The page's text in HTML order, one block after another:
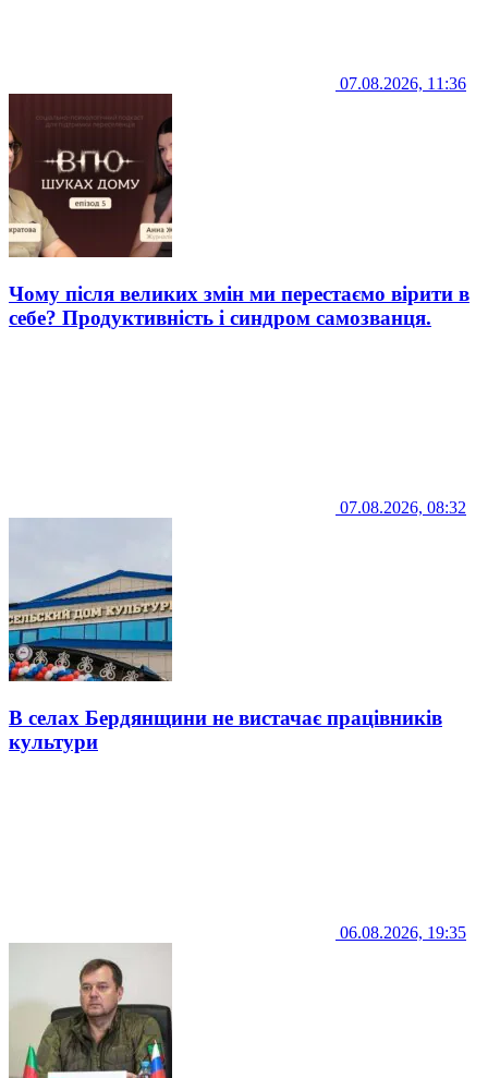
07.08.2026, 11:36
Чому після великих змін ми перестаємо вірити в
себе? Продуктивність і синдром самозванця.
07.08.2026, 08:32
В селах Бердянщини не вистачає працівників
культури
06.08.2026, 19:35